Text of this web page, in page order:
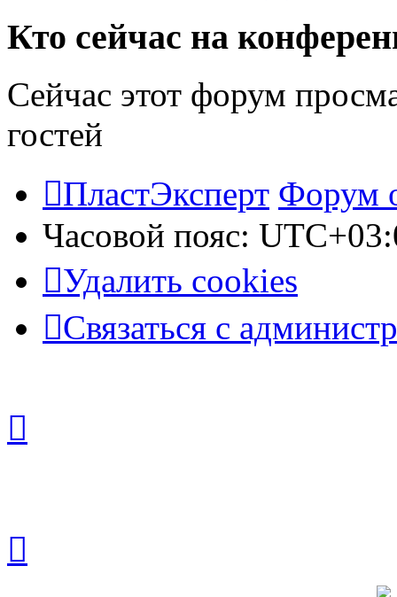
Кто сейчас на
Сейчас этот форум
гостей
ПластЭксперт Форум
Часовой пояс:
Удалить cookies
Связаться с